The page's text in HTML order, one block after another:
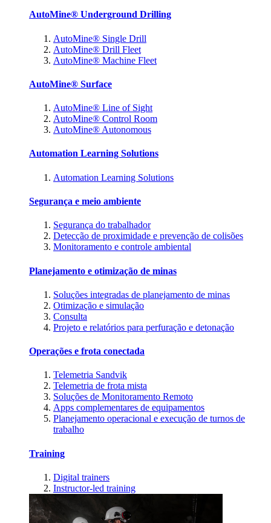
AutoMine® Underground Drilling
AutoMine® Single Drill
AutoMine® Drill Fleet
AutoMine® Machine Fleet
AutoMine® Surface
AutoMine® Line of Sight
AutoMine® Control Room
AutoMine® Autonomous
Automation Learning Solutions
Automation Learning Solutions
Segurança e meio ambiente
Segurança do trabalhador
Detecção de proximidade e prevenção de colisões
Monitoramento e controle ambiental
Planejamento e otimização de minas
Soluções integradas de planejamento de minas
Otimização e simulação
Consulta
Projeto e relatórios para perfuração e detonação
Operações e frota conectada
Telemetria Sandvik
Telemetria de frota mista
Soluções de Monitoramento Remoto
Apps complementares de equipamentos
Planejamento operacional e execução de turnos de
trabalho
Training
Digital trainers
Instructor-led training